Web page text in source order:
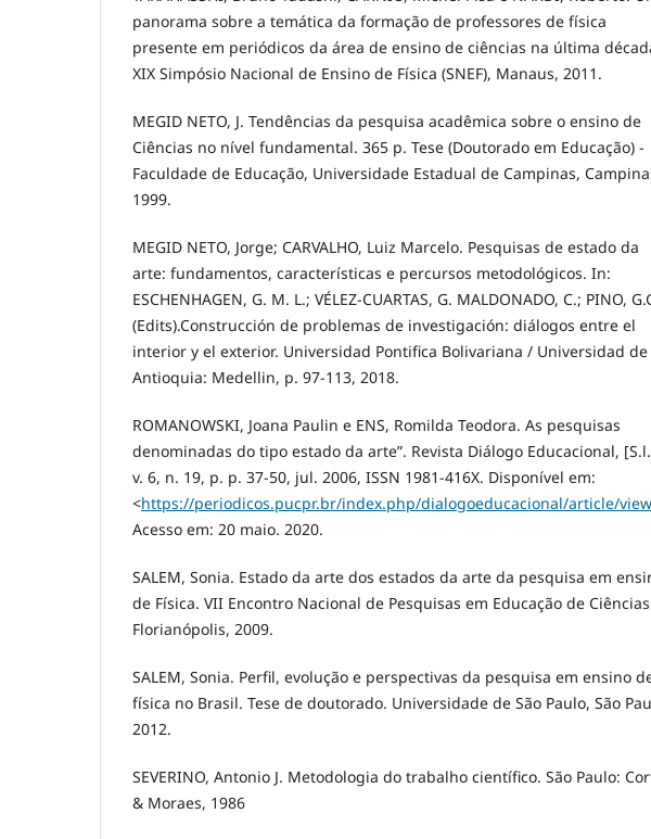
panorama sobre a temática da formação de professores de física
presente em periódicos da área de ensino de ciências na última
XIX Simpósio Nacional de Ensino de Física (SNEF), Manaus, 2011.
MEGID NETO, J. Tendências da pesquisa acadêmica sobre o ensino de
Ciências no nível fundamental. 365 p. Tese (Doutorado em Educação) -
Faculdade de Educação, Universidade Estadual de Campinas,
1999.
MEGID NETO, Jorge; CARVALHO, Luiz Marcelo. Pesquisas de estado da
arte: fundamentos, características e percursos metodológicos. In:
ESCHENHAGEN, G. M. L.; VÉLEZ-CUARTAS, G. MALDONADO, C.; PINO,
(Edits).Construcción de problemas de investigación: diálogos entre el
interior y el exterior. Universidad Pontifica Bolivariana / Universidad de
Antioquia: Medellin, p. 97-113, 2018.
ROMANOWSKI, Joana Paulin e ENS, Romilda Teodora. As pesquisas
denominadas do tipo estado da arte”. Revista Diálogo Educacional,
v. 6, n. 19, p. p. 37-50, jul. 2006, ISSN 1981-416X. Disponível em:
<https://periodicos.pucpr.br/index.php/dialogoeducacional/article/
Acesso em: 20 maio. 2020.
SALEM, Sonia. Estado da arte dos estados da arte da pesquisa em
de Física. VII Encontro Nacional de Pesquisas em Educação de
Florianópolis, 2009.
SALEM, Sonia. Perfil, evolução e perspectivas da pesquisa em ensino
física no Brasil. Tese de doutorado. Universidade de São Paulo, São
2012.
SEVERINO, Antonio J. Metodologia do trabalho científico. São Paulo:
& Moraes, 1986